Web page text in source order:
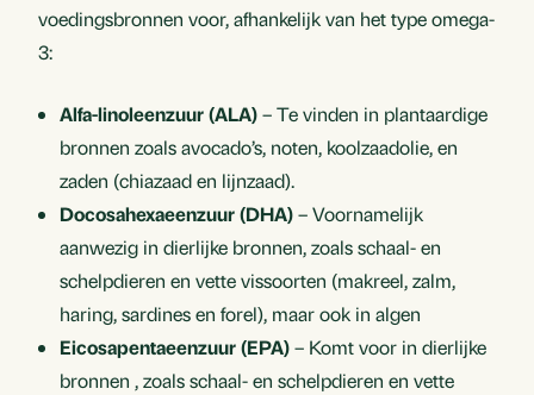
voedingsbronnen voor, afhankelijk van het type omega-
3:
Alfa-linoleenzuur (ALA)– Te vinden in plantaardige
bronnen zoals avocado’s, noten, koolzaadolie, en
zaden (chiazaad en lijnzaad).
Docosahexaeenzuur (DHA)– Voornamelijk
aanwezig in dierlijke bronnen, zoals schaal- en
schelpdieren en vette vissoorten (makreel, zalm,
haring, sardines en forel), maar ook in algen
Eicosapentaeenzuur (EPA)– Komt voor in dierlijke
bronnen , zoals schaal- en schelpdieren en vette